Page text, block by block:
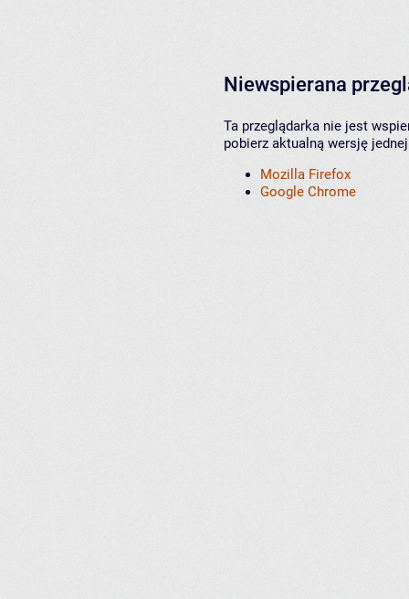
Niewspierana
Ta przeglądarka nie jest
pobierz aktualną wersję
Mozilla Firefox
Google Chrome